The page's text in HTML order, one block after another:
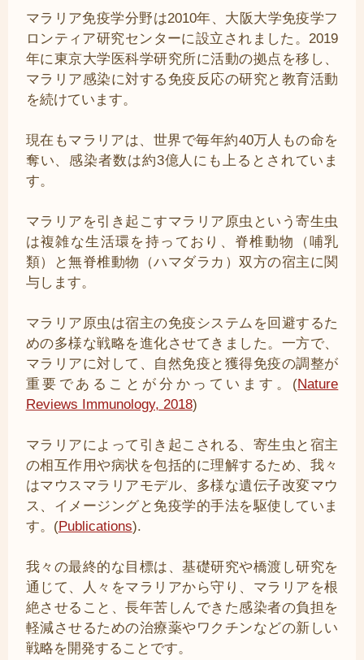
マラリア免疫学分野は2010年、大阪大学免疫学フ
ロンティア研究センターに設立されました。2019
年に東京大学医科学研究所に活動の拠点を移し、
マラリア感染に対する免疫反応の研究と教育活動
を続けています。
現在もマラリアは、世界で毎年約40万人もの命を
奪い、感染者数は約3億人にも上るとされていま
す。
マラリアを引き起こすマラリア原虫という寄生虫
は複雑な生活環を持っており、脊椎動物（哺乳
類）と無脊椎動物（ハマダラカ）双方の宿主に関
与します。
マラリア原虫は宿主の免疫システムを回避するた
めの多様な戦略を進化させてきました。一方で、
マラリアに対して、自然免疫と獲得免疫の調整が
重要であることが分かっています。(Nature
Reviews Immunology, 2018)
マラリアによって引き起こされる、寄生虫と宿主
の相互作用や病状を包括的に理解するため、我々
はマウスマラリアモデル、多様な遺伝子改変マウ
ス、イメージングと免疫学的手法を駆使していま
す。(Publications).
我々の最終的な目標は、基礎研究や橋渡し研究を
通じて、人々をマラリアから守り、マラリアを根
絶させること、長年苦しんできた感染者の負担を
軽減させるための治療薬やワクチンなどの新しい
戦略を開発することです。